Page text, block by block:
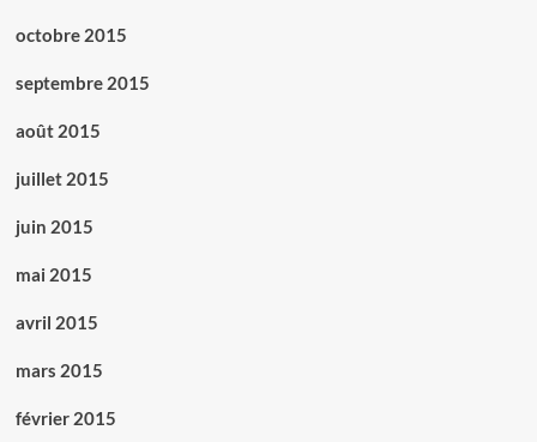
octobre 2015
septembre 2015
août 2015
juillet 2015
juin 2015
mai 2015
avril 2015
mars 2015
février 2015